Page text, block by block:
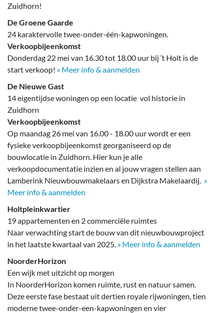
Zuidhorn!
De Groene Gaarde
24 karaktervolle twee-onder-één-kapwoningen.
Verkoopbijeenkomst
Donderdag 22 mei van 16.30 tot 18.00 uur bij ’t Holt is de
start verkoop! » Meer info & aanmelden
De Nieuwe Gast
14 eigentijdse woningen op een locatie vol historie in
Zuidhorn
Verkoopbijeenkomst
Op maandag 26 mei van 16.00 - 18.00 uur wordt er een
fysieke verkoopbijeenkomst georganiseerd op de
bouwlocatie in Zuidhorn. Hier kun je alle
verkoopdocumentatie inzien en al jouw vragen stellen aan
Lamberink Nieuwbouwmakelaars en Dijkstra Makelaardij. »
Meer info & aanmelden
Holtpleinkwartier
19 appartementen en 2 commerciële ruimtes
Naar verwachting start de bouw van dit nieuwbouwproject
in het laatste kwartaal van 2025. » Meer info & aanmelden
NoorderHorizon
Een wijk met uitzicht op morgen
In NoorderHorizon komen ruimte, rust en natuur samen.
Deze eerste fase bestaat uit dertien royale rijwoningen, tien
moderne twee-onder-een-kapwoningen en vier